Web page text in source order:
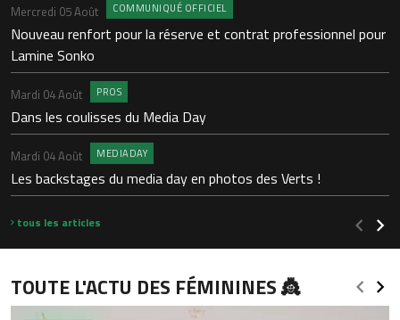
Mercredi 05 Août COMMUNIQUÉ OFFICIEL
Nouveau renfort pour la réserve et contrat professionnel pour
Lamine Sonko
Mardi 04 Août PROS
Dans les coulisses du Media Day
Mardi 04 Août MEDIADAY
Les backstages du media day en photos des Verts !
tous les articles
TOUTE L'ACTU DES FÉMININES 👸